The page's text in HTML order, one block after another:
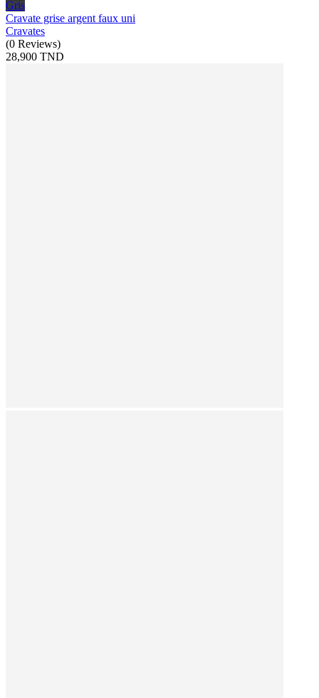
Gris
Cravate grise argent faux uni
Cravates
(0 Reviews)
28,900 TND